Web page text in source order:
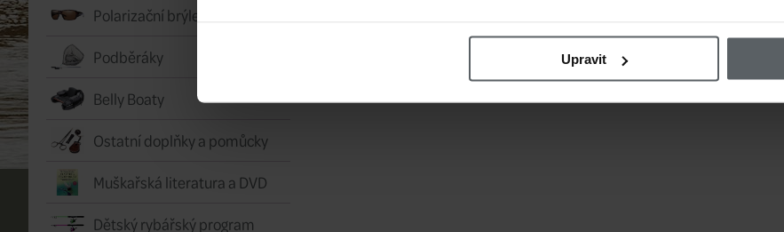
Upravit
Polarizační brýle
Podběráky
Belly Boaty
Ostatní doplňky a pomůcky
Muškařská literatura a DVD
Dětský rybářský program